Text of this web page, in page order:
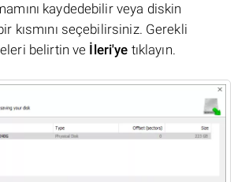
kaydedebilir veya diskin
kısmını seçebilirsiniz. Gerekli
belirtin ve İleri'ye tıklayın.